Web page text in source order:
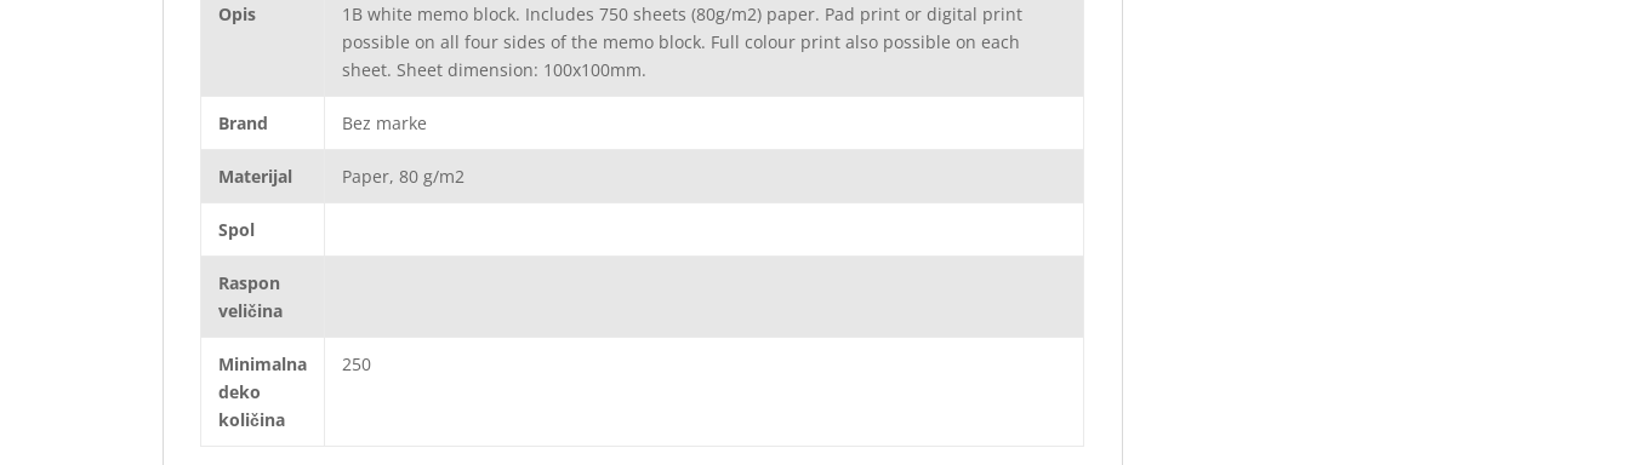
Opis
1B white memo block. Includes 750 sheets (80g/m2) paper. Pad print or digital print
possible on all four sides of the memo block. Full colour print also possible on each
sheet. Sheet dimension: 100x100mm.
Brand Bez marke
Materijal Paper, 80 g/m2
Spol
Raspon
veličina
Minimalna
deko
količina
250